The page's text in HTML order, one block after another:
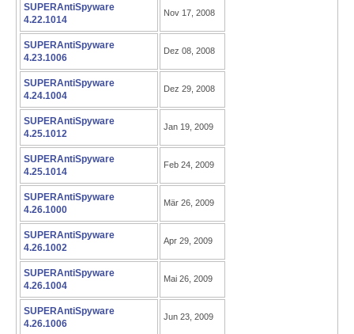
SUPERAntiSpyware
4.22.1014
Nov 17, 2008
SUPERAntiSpyware
4.23.1006
Dez 08, 2008
SUPERAntiSpyware
4.24.1004
Dez 29, 2008
SUPERAntiSpyware
4.25.1012
Jan 19, 2009
SUPERAntiSpyware
4.25.1014
Feb 24, 2009
SUPERAntiSpyware
4.26.1000
Mär 26, 2009
SUPERAntiSpyware
4.26.1002
Apr 29, 2009
SUPERAntiSpyware
4.26.1004
Mai 26, 2009
SUPERAntiSpyware
4.26.1006
Jun 23, 2009